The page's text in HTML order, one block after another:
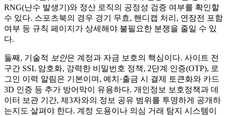
RNG(난수 발생기)와 정산 로직의 공정성 검증 여부를 확인할
수 있다. 스포츠북의 경우 경기 무효, 핸디캡 처리, 연장전 포함
여부 등 규칙 페이지가 상세해야 불필요한 분쟁을 줄일 수 있
다.
둘째, 기술적 보안은 계정과 자금 보호의 핵심이다. 사이트 전
구간 SSL 암호화, 강력한 비밀번호 정책, 2단계 인증(OTP), 로
그인 이력 알림은 기본이며, 예치·출금 시 결제 토큰화와 카드
3D 인증 등 추가 방어막이 유용하다. 개인정보 보호정책과 데
이터 보관 기간, 제3자와의 정보 공유 범위를 투명하게 공개하
는지도 살펴야 한다. 계정 도용이나 의심 거래 탐지 시스템이